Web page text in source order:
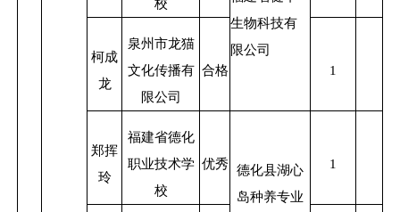
生物科技有
限公司
柯成
龙
泉州市龙猫
文化传播有
限公司
合格 1
郑挥
玲
福建省德化
职业技术学
校
优秀 德化县湖心
岛种养专业
1